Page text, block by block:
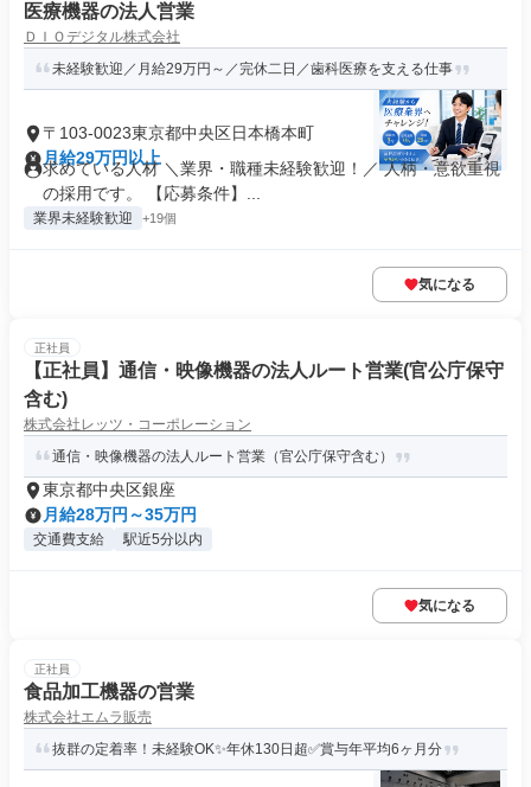
医療機器の法人営業
ＤＩＯデジタル株式会社
未経験歓迎／月給29万円～／完休二日／歯科医療を支える仕事
〒103-0023東京都中央区日本橋本町
月給29万円以上
求めている人材 ＼業界・職種未経験歓迎！／ 人柄・意欲重視
の採用です。 【応募条件】...
業界未経験歓迎 +19個
気になる
正社員
【正社員】通信・映像機器の法人ルート営業(官公庁保守
含む)
株式会社レッツ・コーポレーション
通信・映像機器の法人ルート営業（官公庁保守含む）
東京都中央区銀座
月給28万円～35万円
交通費支給 駅近5分以内
気になる
正社員
食品加工機器の営業
株式会社エムラ販売
抜群の定着率！未経験OK✨年休130日超✅賞与年平均6ヶ月分